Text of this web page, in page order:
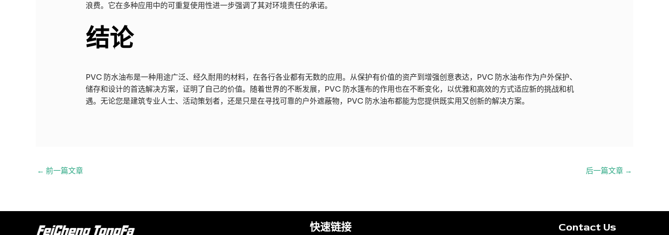
浪费。它在多种应用中的可重复使用性进一步强调了其对环境责任的承诺。
结论
PVC 防水油布是一种用途广泛、经久耐用的材料，在各行各业都有无数的应用。从保护有价值的资产到增强创意表达，PVC 防水油布作为户外保护、
储存和设计的首选解决方案，证明了自己的价值。随着世界的不断发展，PVC 防水篷布的作用也在不断变化，以优雅和高效的方式适应新的挑战和机
遇。无论您是建筑专业人士、活动策划者，还是只是在寻找可靠的户外遮蔽物，PVC 防水油布都能为您提供既实用又创新的解决方案。
← 前一篇文章 后一篇文章 →
快速链接 Contact Us